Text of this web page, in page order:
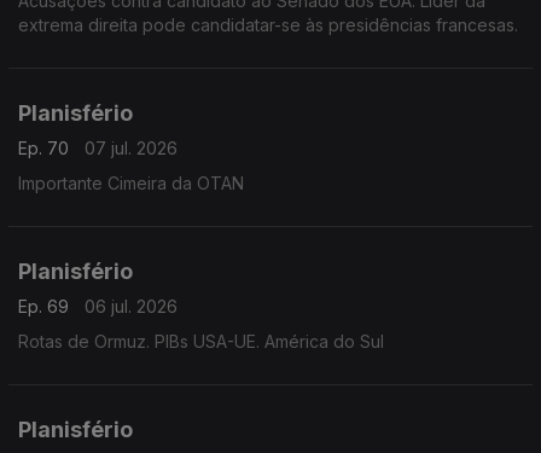
extrema direita pode candidatar-se às presidências francesas.
Planisfério
Ep. 70
07 jul. 2026
Importante Cimeira da OTAN
Planisfério
Ep. 69
06 jul. 2026
Rotas de Ormuz. PIBs USA-UE. América do Sul
Planisfério